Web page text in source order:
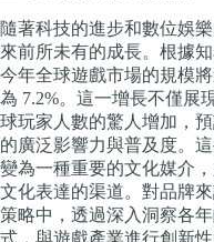
隨著科技的進步和數位娛
來前所未有的成長。根據
今年全球遊戲市場的規模
為 7.2%。這一增長不僅展
球玩家人數的驚人增加，
的廣泛影響力與普及度。
變為一種重要的文化媒介
文化表達的渠道。對品牌
策略中，透過深入洞察各
式，與遊戲產業進行創新